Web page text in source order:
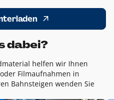
dabei?
helfen wir Ihnen
Filmaufnahmen in
Bahnsteigen wenden Sie